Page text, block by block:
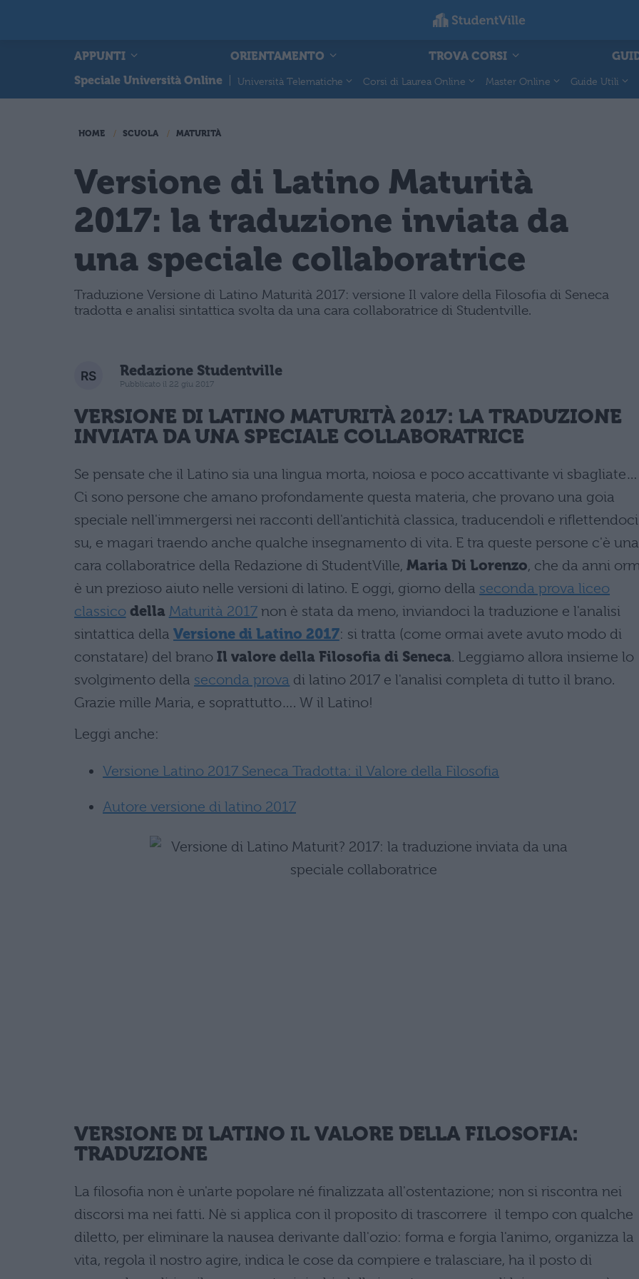
APPUNTI ORIENTAMENTO TROVA CORSI
Speciale Università Online
Università Telematiche Corsi di Laurea Online Master Online Guide Utili
HOME SCUOLA MATURITÀ
Versione di Latino Maturità
2017: la traduzione inviata da
una speciale collaboratrice
Traduzione Versione di Latino Maturità 2017: versione Il valore della Filosofia di Seneca
tradotta e analisi sintattica svolta da una cara collaboratrice di Studentville.
Redazione Studentville
Pubblicato il 22 giu 2017
VERSIONE DI LATINO MATURITÀ 2017: LA TRADUZIONE
INVIATA DA UNA SPECIALE COLLABORATRICE
Se pensate che il Latino sia una lingua morta, noiosa e poco accattivante vi sbagliate…
Ci sono persone che amano profondamente questa materia, che provano una goia
speciale nell'immergersi nei racconti dell'antichità classica, traducendoli e riflettendoci
su, e magari traendo anche qualche insegnamento di vita. E tra queste persone c'è una
cara collaboratrice della Redazione di StudentVille, Maria Di Lorenzo, che da anni
è un prezioso aiuto nelle versioni di latino. E oggi, giorno della seconda prova liceo
classico della Maturità 2017non è stata da meno, inviandoci la traduzione e l'analisi
sintattica della Versione di Latino 2017: si tratta (come ormai avete avuto modo di
constatare) del brano Il valore della Filosofia di Seneca. Leggiamo allora insieme lo
svolgimento della seconda prova di latino 2017 e l'analisi completa di tutto il brano.
Grazie mille Maria, e soprattutto…. W il Latino!
Leggi anche:
Versione Latino 2017 Seneca Tradotta: il Valore della Filosofia
Autore versione di latino 2017
VERSIONE DI LATINO IL VALORE DELLA FILOSOFIA:
TRADUZIONE
La filosofia non è un'arte popolare né finalizzata all'ostentazione; non si riscontra nei
discorsi ma nei fatti. Nè si applica con il proposito di trascorrere il tempo con qualche
diletto, per eliminare la nausea derivante dall'ozio: forma e forgia l'animo, organizza la
vita, regola il nostro agire, indica le cose da compiere e tralasciare, ha il posto di